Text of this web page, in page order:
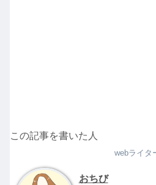
この記事を書いた人
webライタ
おちび